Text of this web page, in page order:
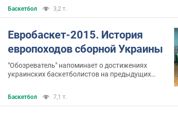
Баскетбол 3,2 т.
Евробаскет-2015. История
европоходов сборной Украины
"Обозреватель" напоминает о достижениях
украинских баскетболистов на предыдущих
Баскетбол 7,1 т.